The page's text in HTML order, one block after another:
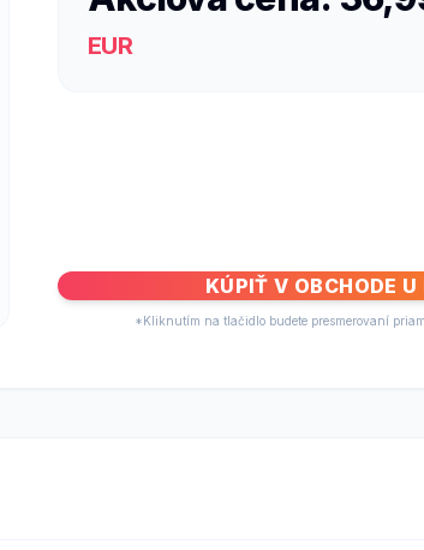
EUR
KÚPIŤ V OBCHODE U
*Kliknutím na tlačidlo budete presmerovaní